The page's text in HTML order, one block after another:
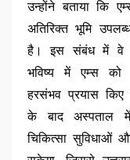
उन्होंने बताया कि
अतिरिक्त भूमि
है। इस संबंध में वे
भविष्य में एम्स को
हरसंभव प्रयास
के बाद अस्पताल
चिकित्सा सुविधाओं